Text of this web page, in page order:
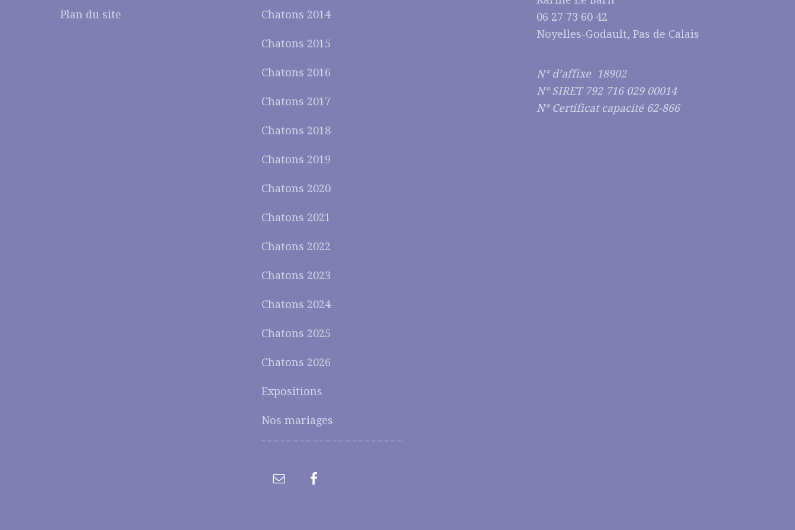
Plan du site Chatons 2014
Chatons 2015
Chatons 2016
Chatons 2017
Chatons 2018
Chatons 2019
Chatons 2020
Chatons 2021
Chatons 2022
Chatons 2023
Chatons 2024
Chatons 2025
Chatons 2026
Expositions
Nos mariages
06 27 73 60 42
Noyelles-Godault, Pas de Calais
N° d’affixe 18902
N° SIRET 792 716 029 00014
N° Certificat capacité 62-866